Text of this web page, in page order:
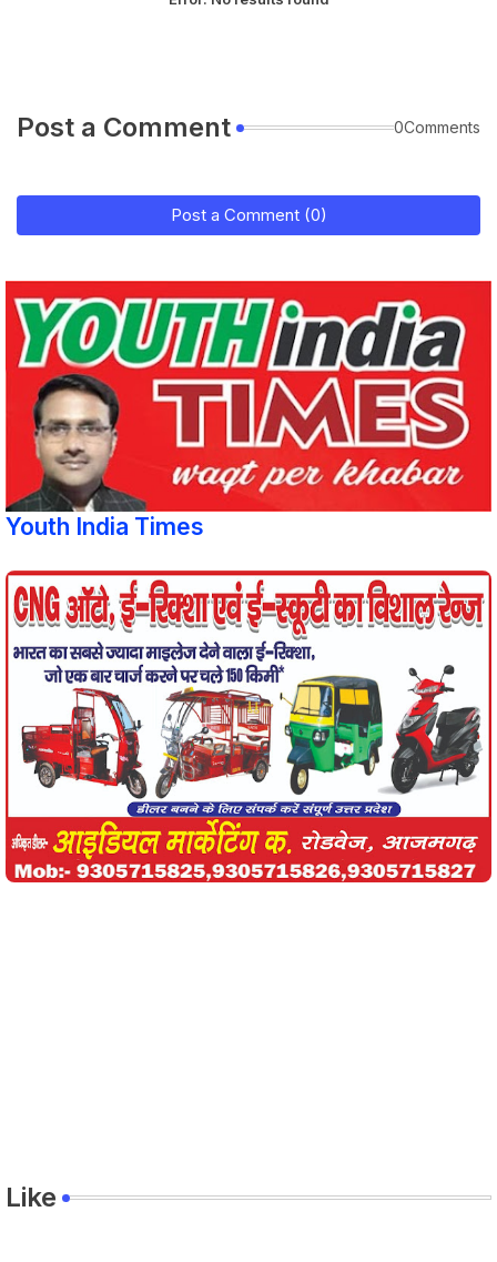
Post a Comment 0Comments
Post a Comment (0)
Youth India Times
Like